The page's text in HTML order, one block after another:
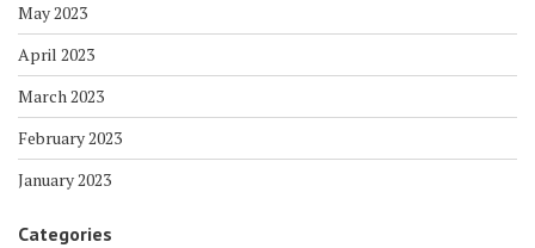
May 2023
April 2023
March 2023
February 2023
January 2023
Categories